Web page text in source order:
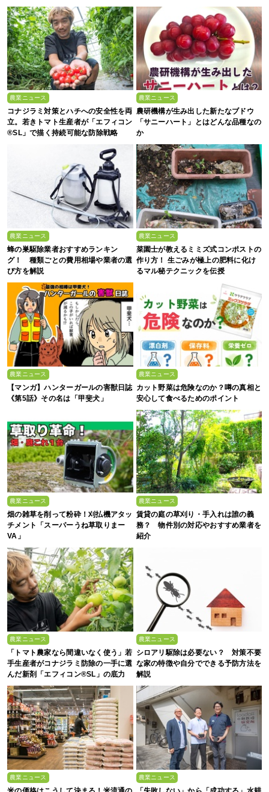
農業ニュース
コナジラミ対策とハチへの安全性を両
立。若きトマト生産者が「エフィコン
®SL」で描く持続可能な防除戦略
農業ニュース
農研機構が生み出した新たなブドウ
「サニーハート」とはどんな品種なの
か
農業ニュース
蜂の巣駆除業者おすすめランキン
グ！ 種類ごとの費用相場や業者の選
び方を解説
農業ニュース
菜園士が教えるミミズ式コンポストの
作り方！ 生ごみが極上の肥料に化け
るマル秘テクニックを伝授
農業ニュース
【マンガ】ハンターガールの害獣日誌
《第5話》その名は「甲斐犬」
農業ニュース
カット野菜は危険なのか？噂の真相と
安心して食べるためのポイント
農業ニュース
畑の雑草を削って粉砕！刈払機アタッ
チメント「スーパーうね草取りまー
VA」
農業ニュース
賃貸の庭の草刈り・手入れは誰の義
務？ 物件別の対応やおすすめ業者を
紹介
農業ニュース
「トマト農家なら間違いなく使う」若
手生産者がコナジラミ防除の一手に選
んだ新剤「エフィコン®SL」の底力
農業ニュース
シロアリ駆除は必要ない？ 対策不要
な家の特徴や自分でできる予防方法を
解説
農業ニュース 農業ニュース